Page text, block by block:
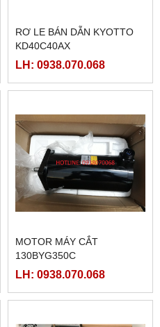
RƠ LE BÁN DẪN KYOTTO
KD40C40AX
LH: 0938.070.068
MOTOR MÁY CẮT
130BYG350C
LH: 0938.070.068